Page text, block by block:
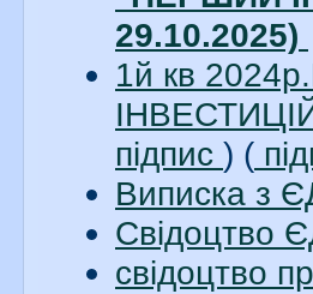
29.10.2025)
1й кв
підпис ) (
Виписка з
Свідоцтво
свідоцтво